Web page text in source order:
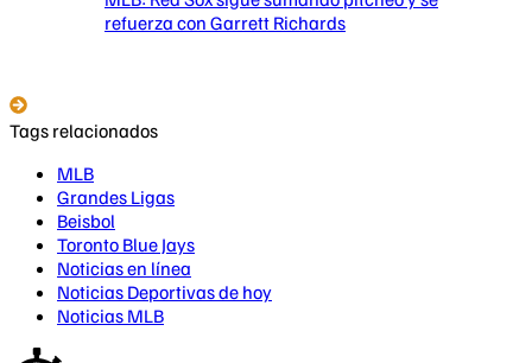
refuerza con Garrett Richards
Tags relacionados
MLB
Grandes Ligas
Beisbol
Toronto Blue Jays
Noticias en línea
Noticias Deportivas de hoy
Noticias MLB